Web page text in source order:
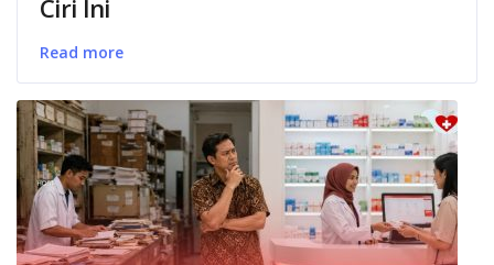
Ciri Ini
Read more